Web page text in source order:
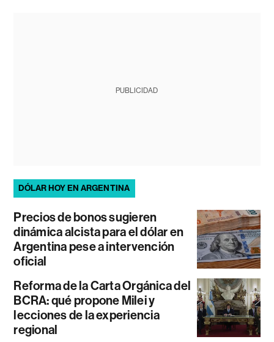
PUBLICIDAD
DÓLAR HOY EN ARGENTINA
Precios de bonos sugieren
dinámica alcista para el dólar en
Argentina pese a intervención
oficial
Reforma de la Carta Orgánica del
BCRA: qué propone Milei y
lecciones de la experiencia
regional